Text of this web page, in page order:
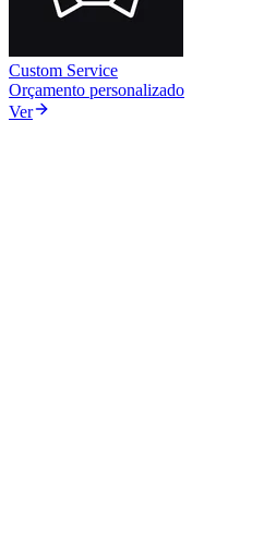
Custom Service
Orçamento personalizado
Ver